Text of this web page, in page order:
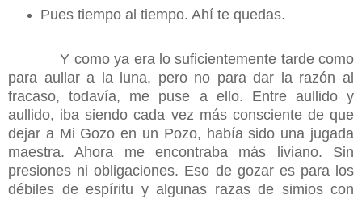
Pues tiempo al tiempo. Ahí te quedas.
Y como ya era lo suficientemente tarde como
para aullar a la luna, pero no para dar la razón al
fracaso, todavía, me puse a ello. Entre aullido y
aullido, iba siendo cada vez más consciente de que
dejar a Mi Gozo en un Pozo, había sido una jugada
maestra. Ahora me encontraba más liviano. Sin
presiones ni obligaciones. Eso de gozar es para los
débiles de espíritu y algunas razas de simios con